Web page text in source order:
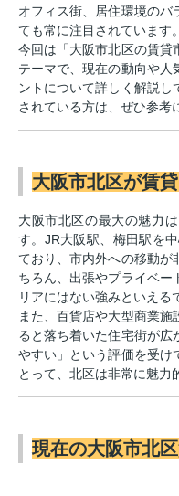
オフィス街、居住環境のバ
ても常に注目されています。
今回は「大阪市北区の賃貸
テーマで、現在の動向や人
ントについて詳しく解説
されている方は、ぜひ参考
大阪市北区が賃
大阪市北区の最大の魅力
す。JR大阪駅、梅田駅を
ており、市内外への移動が
ちろん、出張やプライベー
リアにはない強みといえる
また、百貨店や大型商業
ると落ち着いた住宅街が広
やすい」という評価を受け
とって、北区は非常に魅力
現在の大阪市北